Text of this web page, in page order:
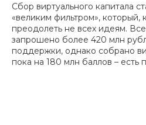
Сбор виртуального капитала
«великим фильтром», который,
преодолеть не всех идеям.
запрошено более 420 млн
поддержки, однако собрано
пока на 180 млн баллов – есть